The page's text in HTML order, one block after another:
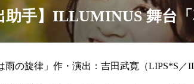
助手】ILLUMINUS 舞台
の旋律」作・演出：吉田武寛（LIPS*S／